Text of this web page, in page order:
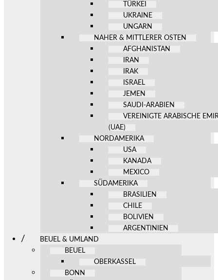
TÜRKEI
UKRAINE
UNGARN
NAHER & MITTLERER OSTEN
AFGHANISTAN
IRAN
IRAK
ISRAEL
JEMEN
SAUDI-ARABIEN
VEREINIGTE ARABISCHE
(UAE)
NORDAMERIKA
USA
KANADA
MEXICO
SÜDAMERIKA
BRASILIEN
CHILE
BOLIVIEN
ARGENTINIEN
BEUEL & UMLAND
BEUEL
OBERKASSEL
BONN